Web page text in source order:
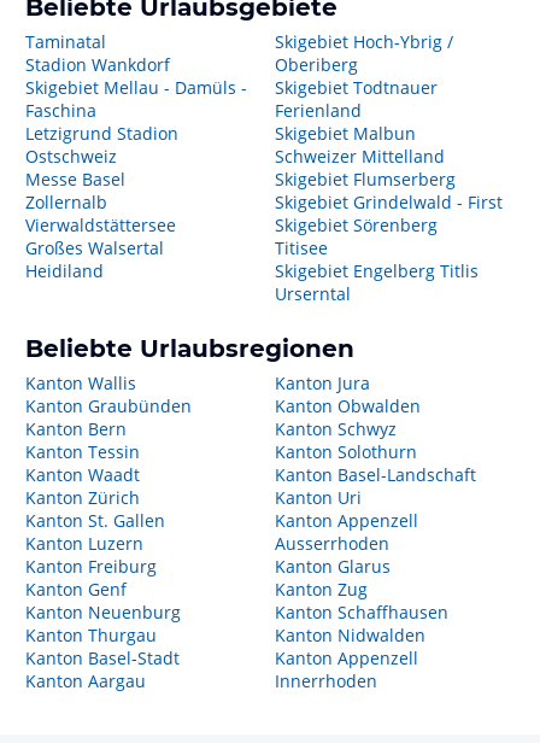
Beliebte Urlaubsgebiete
Taminatal
Stadion Wankdorf
Skigebiet Mellau - Damüls -
Faschina
Letzigrund Stadion
Ostschweiz
Messe Basel
Zollernalb
Vierwaldstättersee
Großes Walsertal
Heidiland
Skigebiet Hoch-Ybrig /
Oberiberg
Skigebiet Todtnauer
Ferienland
Skigebiet Malbun
Schweizer Mittelland
Skigebiet Flumserberg
Skigebiet Grindelwald - First
Skigebiet Sörenberg
Titisee
Skigebiet Engelberg Titlis
Urserntal
Beliebte Urlaubsregionen
Kanton Wallis
Kanton Graubünden
Kanton Bern
Kanton Tessin
Kanton Waadt
Kanton Zürich
Kanton St. Gallen
Kanton Luzern
Kanton Freiburg
Kanton Genf
Kanton Neuenburg
Kanton Thurgau
Kanton Basel-Stadt
Kanton Aargau
Kanton Jura
Kanton Obwalden
Kanton Schwyz
Kanton Solothurn
Kanton Basel-Landschaft
Kanton Uri
Kanton Appenzell
Ausserrhoden
Kanton Glarus
Kanton Zug
Kanton Schaffhausen
Kanton Nidwalden
Kanton Appenzell
Innerrhoden